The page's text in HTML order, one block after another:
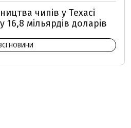
чипів у Техасі
16,8 мільярдів доларів
ВСІ НОВИНИ